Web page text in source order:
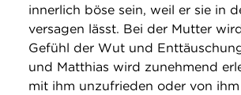
innerlich böse sein, weil er sie in
versagen lässt. Bei der Mutter
Gefühl der Wut und
und Matthias wird zunehmend
mit ihm unzufrieden oder von